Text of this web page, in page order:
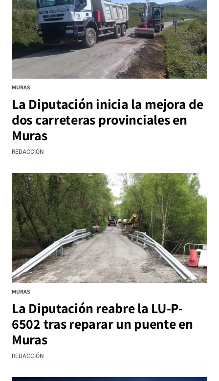
MURAS
La Diputación inicia la mejora de
dos carreteras provinciales en
Muras
REDACCIÓN
MURAS
La Diputación reabre la LU-P-
6502 tras reparar un puente en
Muras
REDACCIÓN